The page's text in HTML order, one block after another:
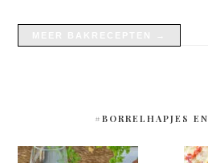
#BORRELHAPJES